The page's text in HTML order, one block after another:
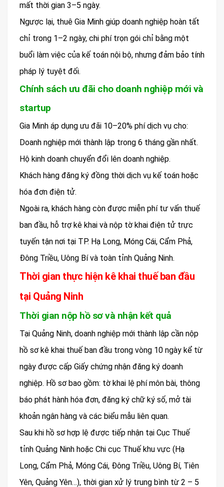
mất thời gian 3–5 ngày.
Ngược lại, thuê Gia Minh giúp doanh nghiệp hoàn tất
chỉ trong 1–2 ngày, chi phí trọn gói chỉ bằng một
buổi làm việc của kế toán nội bộ, nhưng đảm bảo tính
pháp lý tuyệt đối.
Chính sách ưu đãi cho doanh nghiệp mới và
startup
Gia Minh áp dụng ưu đãi 10–20% phí dịch vụ cho:
Doanh nghiệp mới thành lập trong 6 tháng gần nhất.
Hộ kinh doanh chuyển đổi lên doanh nghiệp.
Khách hàng đăng ký đồng thời dịch vụ kế toán hoặc
hóa đơn điện tử.
Ngoài ra, khách hàng còn được miễn phí tư vấn thuế
ban đầu, hỗ trợ kê khai và nộp tờ khai điện tử trực
tuyến tận nơi tại TP. Hạ Long, Móng Cái, Cẩm Phả,
Đông Triều, Uông Bí và toàn tỉnh Quảng Ninh.
Thời gian thực hiện kê khai thuế ban đầu
tại Quảng Ninh
Thời gian nộp hồ sơ và nhận kết quả
Tại Quảng Ninh, doanh nghiệp mới thành lập cần nộp
hồ sơ kê khai thuế ban đầu trong vòng 10 ngày kể từ
ngày được cấp Giấy chứng nhận đăng ký doanh
nghiệp. Hồ sơ bao gồm: tờ khai lệ phí môn bài, thông
báo phát hành hóa đơn, đăng ký chữ ký số, mở tài
khoản ngân hàng và các biểu mẫu liên quan.
Sau khi hồ sơ hợp lệ được tiếp nhận tại Cục Thuế
tỉnh Quảng Ninh hoặc Chi cục Thuế khu vực (Hạ
Long, Cẩm Phả, Móng Cái, Đông Triều, Uông Bí, Tiên
Yên, Quảng Yên…), thời gian xử lý trung bình từ 2 – 5